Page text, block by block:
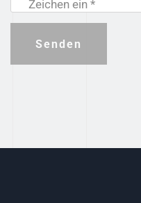
Zeichen ein *
Senden